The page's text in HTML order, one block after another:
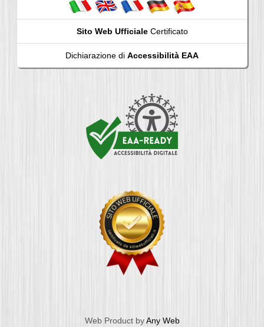
Sito Web UfficialeCertificato
Dichiarazione di Accessibilità EAA
Web Product byAny Web